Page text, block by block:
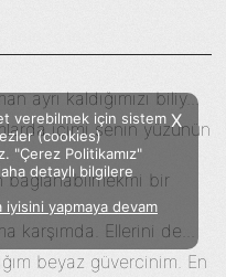
Facebook Twitter Instagram
Sözümoki © 2020 - V.8
ayrı kaldığımızı biliy...
içimi senin yüzünün
baglanabilmekmi bir
karşımda. Ellerini de...
beyaz güvercinim. En
X
verebilmek için sistem
(cookies)
"Çerez Politikamız"
detaylı bilgilere
iyisini yapmaya devam